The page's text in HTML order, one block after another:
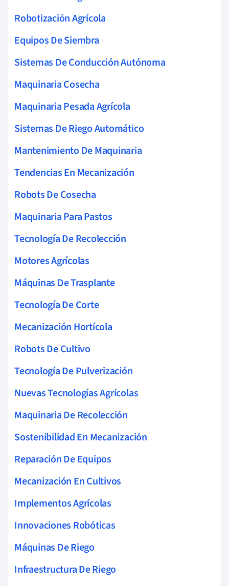
Robotización Agrícola
Equipos De Siembra
Sistemas De Conducción Autónoma
Maquinaria Cosecha
Maquinaria Pesada Agrícola
Sistemas De Riego Automático
Mantenimiento De Maquinaria
Tendencias En Mecanización
Robots De Cosecha
Maquinaria Para Pastos
Tecnología De Recolección
Motores Agrícolas
Máquinas De Trasplante
Tecnología De Corte
Mecanización Hortícola
Robots De Cultivo
Tecnología De Pulverización
Nuevas Tecnologías Agrícolas
Maquinaria De Recolección
Sostenibilidad En Mecanización
Reparación De Equipos
Mecanización En Cultivos
Implementos Agrícolas
Innovaciones Robóticas
Máquinas De Riego
Infraestructura De Riego